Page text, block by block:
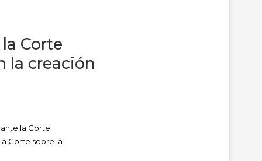
Corte
la creación
la Corte
Corte sobre la